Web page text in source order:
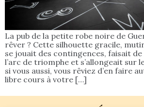
La pub de la petite robe noire de
rêver ? Cette silhouette gracile,
se jouait des contingences, faisait
l’arc de triomphe et s’allongeait sur
si vous aussi, vous rêviez d’en faire
libre cours à votre […]